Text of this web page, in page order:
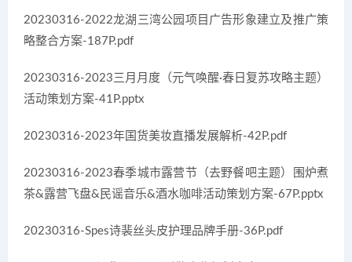
20230316-2022龙湖三湾公园项目广告形象建立及推广策
略整合方案-187P.pdf
20230316-2023三月月度（元气唤醒·春日复苏攻略主题）
活动策划方案-41P.pptx
20230316-2023年国货美妆直播发展解析-42P.pdf
20230316-2023春季城市露营节（去野餐吧主题）围炉煮
茶&露营飞盘&民谣音乐&酒水咖啡活动策划方案-67P.pptx
20230316-Spes诗裴丝头皮护理品牌手册-36P.pdf